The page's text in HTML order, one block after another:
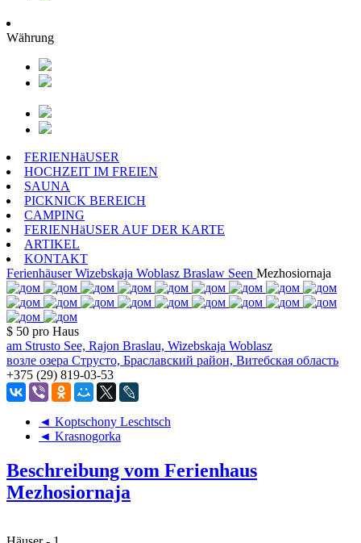
Währung
FERIENHäUSER
HOCHZEIT IM FREIEN
SAUNA
PICKNICK BEREICH
CAMPING
FERIENHäUSER AUF DER KARTE
ARTIKEL
KONTAKT
Ferienhäuser Wizebskaja Woblasz Braslaw Seen Mezhosiornaja
$ 50 pro Haus
am Strusto See, Rajon Braslau, Wizebskaja Woblasz
возле озера Струсто, Браславский район, Витебская область
+375 (29) 819-03-53
◄ Koptschony Leschtsch
◄ Krasnogorka
Beschreibung vom Ferienhaus
Mezhosiornaja